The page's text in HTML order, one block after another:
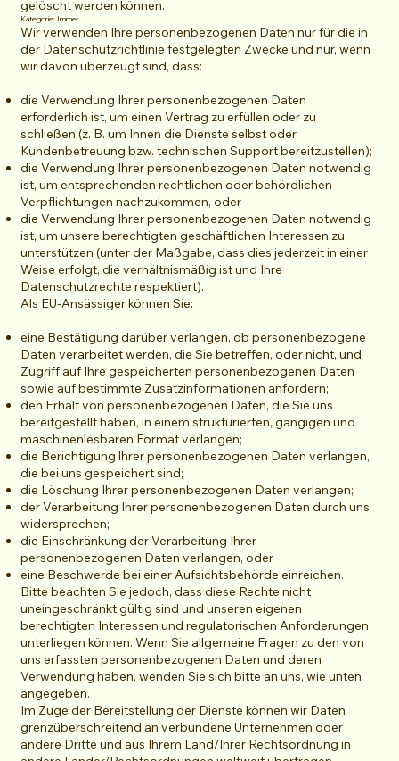
gelöscht werden können.
Kategorie: Immer
Wir verwenden Ihre personenbezogenen Daten nur für die in
der Datenschutzrichtlinie festgelegten Zwecke und nur, wenn
wir davon überzeugt sind, dass:
die Verwendung Ihrer personenbezogenen Daten
erforderlich ist, um einen Vertrag zu erfüllen oder zu
schließen (z. B. um Ihnen die Dienste selbst oder
Kundenbetreuung bzw. technischen Support bereitzustellen);
die Verwendung Ihrer personenbezogenen Daten notwendig
ist, um entsprechenden rechtlichen oder behördlichen
Verpflichtungen nachzukommen, oder
die Verwendung Ihrer personenbezogenen Daten notwendig
ist, um unsere berechtigten geschäftlichen Interessen zu
unterstützen (unter der Maßgabe, dass dies jederzeit in einer
Weise erfolgt, die verhältnismäßig ist und Ihre
Datenschutzrechte respektiert).
Als EU-Ansässiger können Sie:
eine Bestätigung darüber verlangen, ob personenbezogene
Daten verarbeitet werden, die Sie betreffen, oder nicht, und
Zugriff auf Ihre gespeicherten personenbezogenen Daten
sowie auf bestimmte Zusatzinformationen anfordern;
den Erhalt von personenbezogenen Daten, die Sie uns
bereitgestellt haben, in einem strukturierten, gängigen und
maschinenlesbaren Format verlangen;
die Berichtigung lhrer personenbezogenen Daten verlangen,
die bei uns gespeichert sind;
die Löschung Ihrer personenbezogenen Daten verlangen;
der Verarbeitung Ihrer personenbezogenen Daten durch uns
widersprechen;
die Einschränkung der Verarbeitung Ihrer
personenbezogenen Daten verlangen, oder
eine Beschwerde bei einer Aufsichtsbehörde einreichen.
Bitte beachten Sie jedoch, dass diese Rechte nicht
uneingeschränkt gültig sind und unseren eigenen
berechtigten Interessen und regulatorischen Anforderungen
unterliegen können. Wenn Sie allgemeine Fragen zu den von
uns erfassten personenbezogenen Daten und deren
Verwendung haben, wenden Sie sich bitte an uns, wie unten
angegeben.
Im Zuge der Bereitstellung der Dienste können wir Daten
grenzüberschreitend an verbundene Unternehmen oder
andere Dritte und aus Ihrem Land/Ihrer Rechtsordnung in